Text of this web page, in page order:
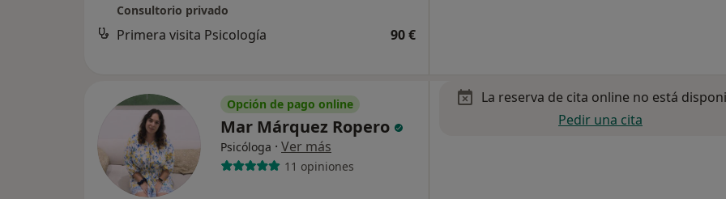
Consultorio privado
Primera visita Psicología 90 €
Opción de pago online
Mar Márquez Ropero
Psicóloga · Ver más
11 opiniones
La reserva de cita online no está
Pedir una cita